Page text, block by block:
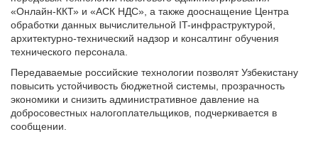
«Онлайн-ККТ» и «АСК НДС», а также дооснащение Центра
обработки данных вычислительной IT-инфраструктурой,
архитектурно-технический надзор и консалтинг обучения
технического персонала.
Передаваемые российские технологии позволят Узбекистану
повысить устойчивость бюджетной системы, прозрачность
экономики и снизить административное давление на
добросовестных налогоплательщиков, подчеркивается в
сообщении.